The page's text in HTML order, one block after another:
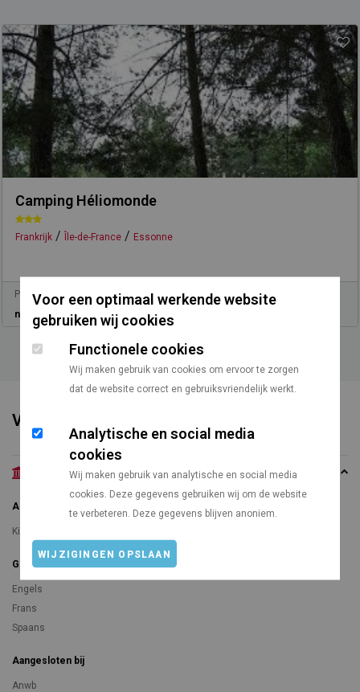
Voor een optimaal werkende website
gebruiken wij cookies
Functionele cookies
Wij maken gebruik van cookies om ervoor te zorgen
dat de website correct en gebruiksvriendelijk werkt.
Analytische en social media
cookies
Wij maken gebruik van analytische en social media
cookies. Deze gegevens gebruiken wij om de website
te verbeteren. Deze gegevens blijven anoniem.
WIJZIGINGEN OPSLAAN
Camping Héliomonde
Frankrijk / Île-de-France / Essonne
Prijs vanaf
n.v.t.
Vanaf Utrecht
Voorzieningen
Algemeen
Algemeen
Kindvriendelijkheid
Gesproken talen
Engels
Frans
Spaans
Aangesloten bij
Anwb